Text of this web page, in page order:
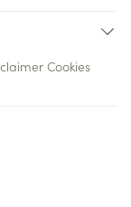
Cookies